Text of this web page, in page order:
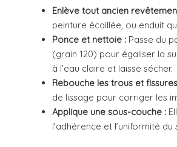
Enlève tout ancien
peinture écaillée, ou enduit
Ponce et nettoie : Passe du
(grain 120) pour égaliser la
à l’eau claire et laisse sécher.
Rebouche les trous et
de lissage pour corriger les
Applique une sous-couche :
l’adhérence et l’uniformité du